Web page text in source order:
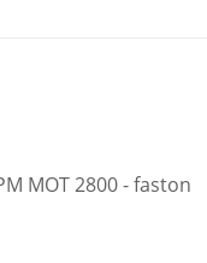
MOT 2800 - faston